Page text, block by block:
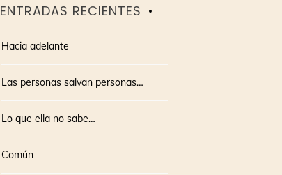
ENTRADAS RECIENTES
Hacia adelante
Las personas salvan personas…
Lo que ella no sabe…
Común